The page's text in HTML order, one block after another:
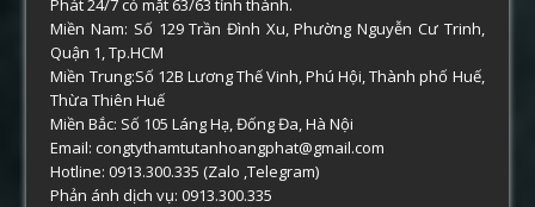
Miền Nam: Số 129 Trần Đình Xu, Phường Nguyễn Cư Trinh,
Quận 1, Tp.HCM
Miền Trung:Số 12B Lương Thế Vinh, Phú Hội, Thành phố Huế,
Thừa Thiên Huế
Miền Bắc: Số 105 Láng Hạ, Đống Đa, Hà Nội
Email: congtythamtutanhoangphat@gmail.com
Hotline: 0913.300.335 (Zalo ,Telegram)
Phản ánh dịch vụ: 0913.300.335